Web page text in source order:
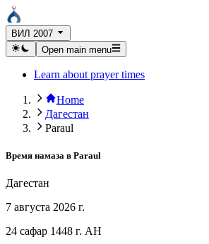
ВИЛ 2007
Open main menu
Learn about prayer times
Home
Дагестан
Paraul
Время намаза в Paraul
Дагестан
7 августа 2026 г.
24 сафар 1448 г. AH